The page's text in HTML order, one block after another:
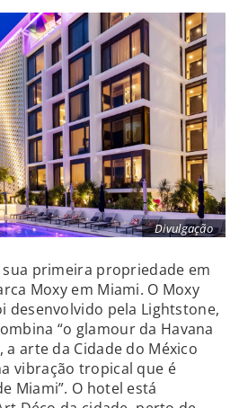
Divulgação
primeira propriedade em
Moxy em Miami. O Moxy
desenvolvido pela Lightstone,
“o glamour da Havana
a arte da Cidade do México
vibração tropical que é
Miami”. O hotel está